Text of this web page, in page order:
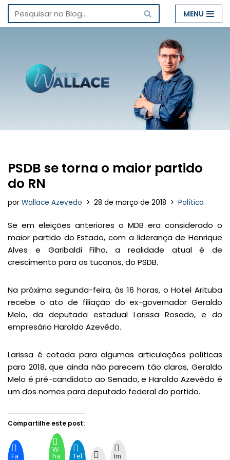
Pular
conteúdo
MENU
PSDB se torna o maior partido
do RN
por Wallace Azevedo 28 de março de 2018 Política
Se em eleições anteriores o MDB era considerado o
maior partido do Estado, com a liderança de Henrique
Alves e Garibaldi Filho, a realidade atual é de
crescimento para os tucanos, do PSDB.
Na próxima segunda-feira, às 16 horas, o Hotel Arituba
recebe o ato de filiação do ex-governador Geraldo
Melo, da deputada estadual Larissa Rosado, e do
empresário Haroldo Azevêdo.
Larissa é cotada para algumas articulações políticas
para 2018, que ainda não parecem tão claras, Geraldo
Melo é pré-candidato ao Senado, e Haroldo Azevêdo é
um dos nomes para deputado federal do partido.
Compartilhe este post:
Fa
W
ha Tel Im